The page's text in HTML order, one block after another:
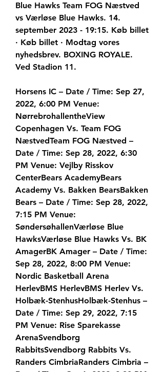
Blue Hawks Team FOG Næstved
vs Værløse Blue Hawks. 14.
september 2023 - 19:15. Køb billet
· Køb billet · Modtag vores
nyhedsbrev. BOXING ROYALE.
Ved Stadion 11.
Horsens IC – Date / Time: Sep 27,
2022, 6:00 PM Venue:
NørrebrohallentheView
Copenhagen Vs. Team FOG
NæstvedTeam FOG Næstved –
Date / Time: Sep 28, 2022, 6:30
PM Venue: Vejlby Risskov
CenterBears AcademyBears
Academy Vs. Bakken BearsBakken
Bears – Date / Time: Sep 28, 2022,
7:15 PM Venue:
SøndersøhallenVærløse Blue
HawksVærløse Blue Hawks Vs. BK
AmagerBK Amager – Date / Time:
Sep 28, 2022, 8:00 PM Venue:
Nordic Basketball Arena
HerlevBMS HerlevBMS Herlev Vs.
Holbæk-StenhusHolbæk-Stenhus –
Date / Time: Sep 29, 2022, 7:15
PM Venue: Rise Sparekasse
ArenaSvendborg
RabbitsSvendborg Rabbits Vs.
Randers CimbriaRanders Cimbria –